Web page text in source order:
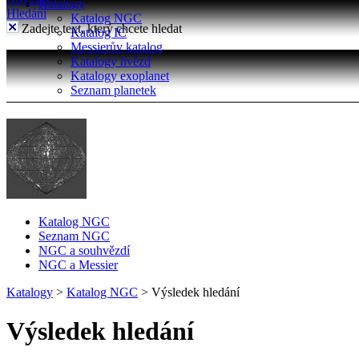
Katalogy
Katalog NGC
Katalog IC
Messierův katalog
Katalogy hvězd
Katalogy exoplanet
Seznam planetek
Hledání
Zadejte text, který chcete hledat
Katalog NGC
Seznam NGC
NGC a souhvězdí
NGC a Messier
Katalogy > Katalog NGC > Výsledek hledání
Výsledek hledání